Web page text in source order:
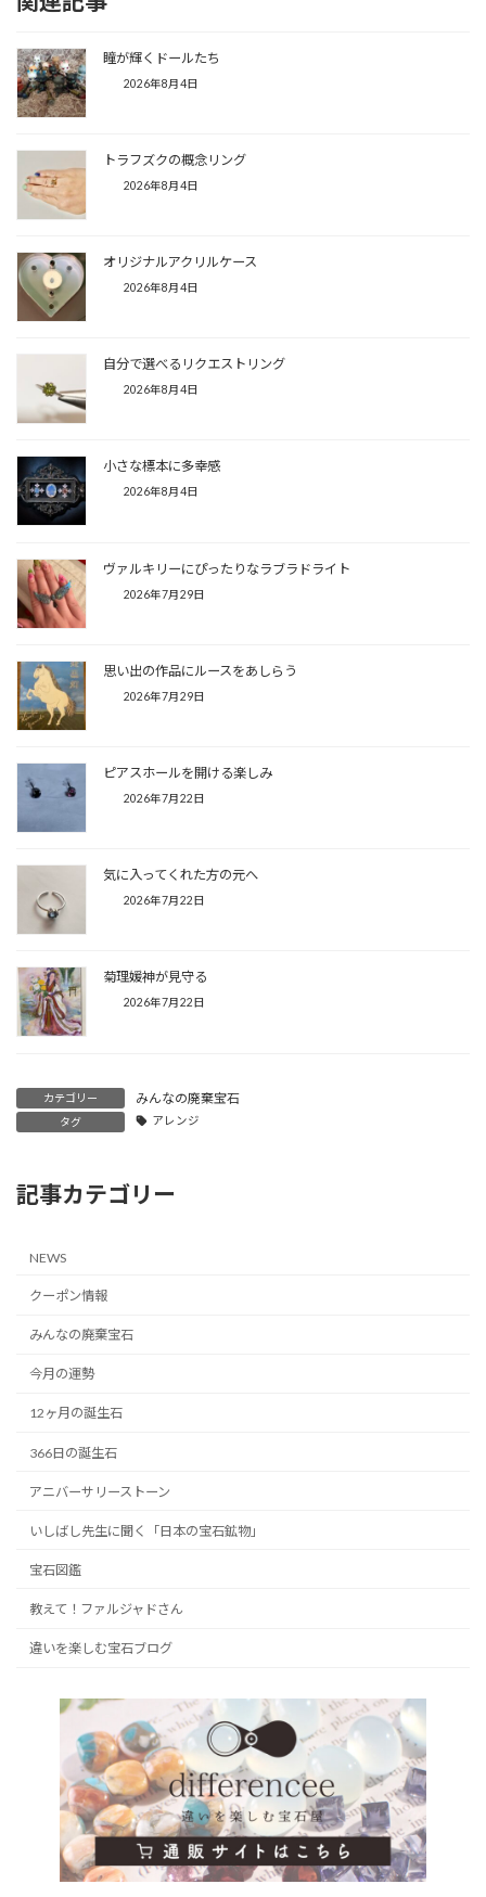
瞳が輝くドールたち
2026年8月4日
トラフズクの概念リング
2026年8月4日
オリジナルアクリルケース
2026年8月4日
自分で選べるリクエストリング
2026年8月4日
小さな標本に多幸感
2026年8月4日
ヴァルキリーにぴったりなラブラドライト
2026年7月29日
思い出の作品にルースをあしらう
2026年7月29日
ピアスホールを開ける楽しみ
2026年7月22日
気に入ってくれた方の元へ
2026年7月22日
菊理媛神が見守る
2026年7月22日
カテゴリー みんなの廃棄宝石
タグ アレンジ
記事カテゴリー
NEWS
クーポン情報
みんなの廃棄宝石
今月の運勢
12ヶ月の誕生石
366日の誕生石
アニバーサリーストーン
いしばし先生に聞く「日本の宝石鉱物」
宝石図鑑
教えて！ファルジャドさん
違いを楽しむ宝石ブログ